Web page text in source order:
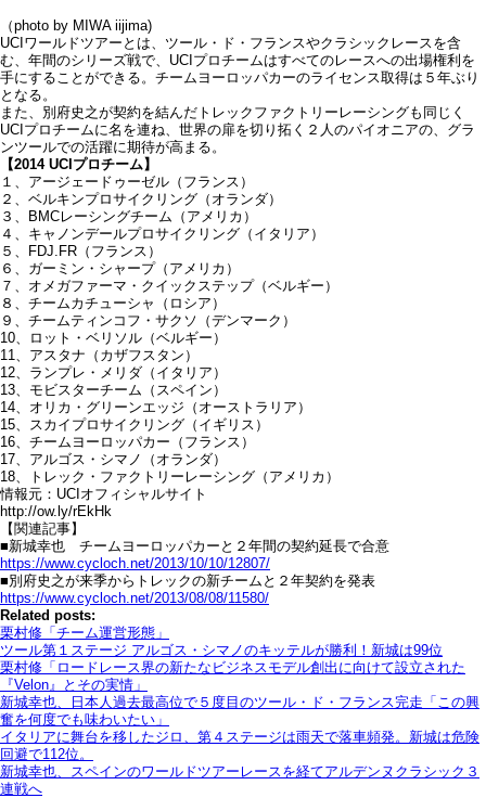
（photo by MIWA iijima)
UCIワールドツアーとは、ツール・ド・フランスやクラシックレースを含
む、年間のシリーズ戦で、UCIプロチームはすべてのレースへの出場権利を
手にすることができる。チームヨーロッパカーのライセンス取得は５年ぶり
となる。
また、別府史之が契約を結んだトレックファクトリーレーシングも同じく
UCIプロチームに名を連ね、世界の扉を切り拓く２人のパイオニアの、グラ
ンツールでの活躍に期待が高まる。
【2014 UCIプロチーム】
１、アージェードゥーゼル（フランス）
２、ベルキンプロサイクリング（オランダ）
３、BMCレーシングチーム（アメリカ）
４、キャノンデールプロサイクリング（イタリア）
５、FDJ.FR（フランス）
６、ガーミン・シャープ（アメリカ）
７、オメガファーマ・クイックステップ（ベルギー）
８、チームカチューシャ（ロシア）
９、チームティンコフ・サクソ（デンマーク）
10、ロット・ベリソル（ベルギー）
11、アスタナ（カザフスタン）
12、ランプレ・メリダ（イタリア）
13、モビスターチーム（スペイン）
14、オリカ・グリーンエッジ（オーストラリア）
15、スカイプロサイクリング（イギリス）
16、チームヨーロッパカー（フランス）
17、アルゴス・シマノ（オランダ）
18、トレック・ファクトリーレーシング（アメリカ）
情報元：UCIオフィシャルサイト
http://ow.ly/rEkHk
【関連記事】
■新城幸也 チームヨーロッパカーと２年間の契約延長で合意
https://www.cycloch.net/2013/10/10/12807/
■別府史之が来季からトレックの新チームと２年契約を発表
https://www.cycloch.net/2013/08/08/11580/
Related posts:
栗村修「チーム運営形態」
ツール第１ステージ アルゴス・シマノのキッテルが勝利！新城は99位
栗村修「ロードレース界の新たなビジネスモデル創出に向けて設立された
『Velon』とその実情」
新城幸也、日本人過去最高位で５度目のツール・ド・フランス完走「この興
奮を何度でも味わいたい」
イタリアに舞台を移したジロ、第４ステージは雨天で落車頻発。新城は危険
回避で112位。
新城幸也、スペインのワールドツアーレースを経てアルデンヌクラシック３
連戦へ